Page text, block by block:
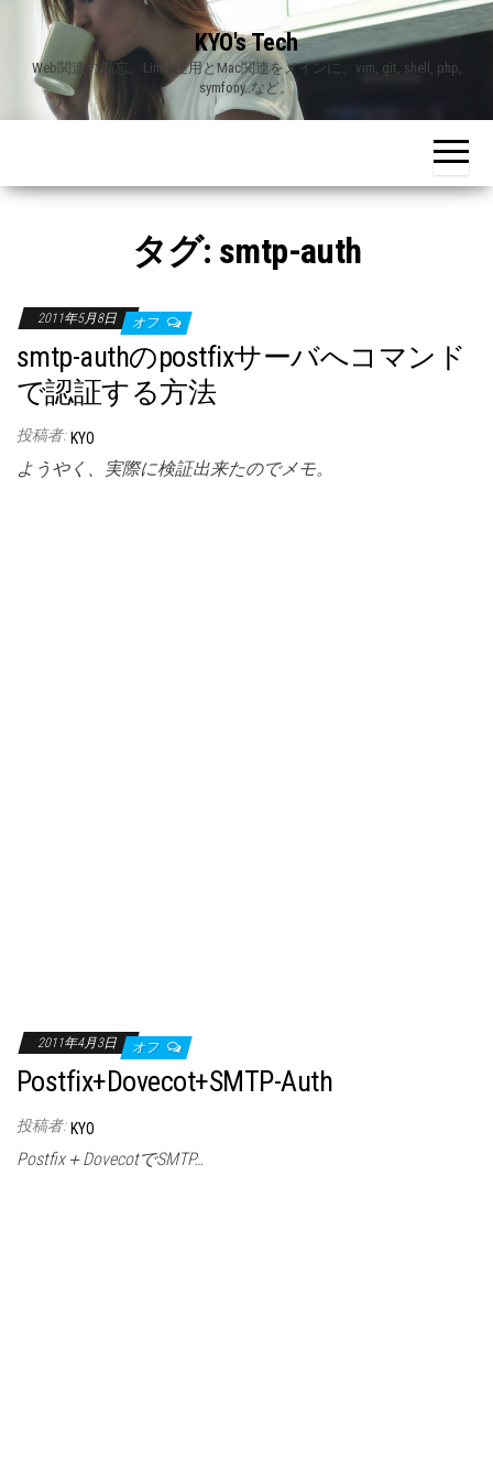
content
KYO's Tech
Web関連の備忘。Linux運用とMac関連をメインに、vim, git, shell, php,
symfony..など。
タグ: smtp-auth
2011年5月8日 オフ
smtp-authのpostfixサーバへコマンド
で認証する方法
投稿者: KYO
ようやく、実際に検証出来たのでメモ。
2011年4月3日 オフ
Postfix+Dovecot+SMTP-Auth
投稿者: KYO
Postfix＋DovecotでSMTP…